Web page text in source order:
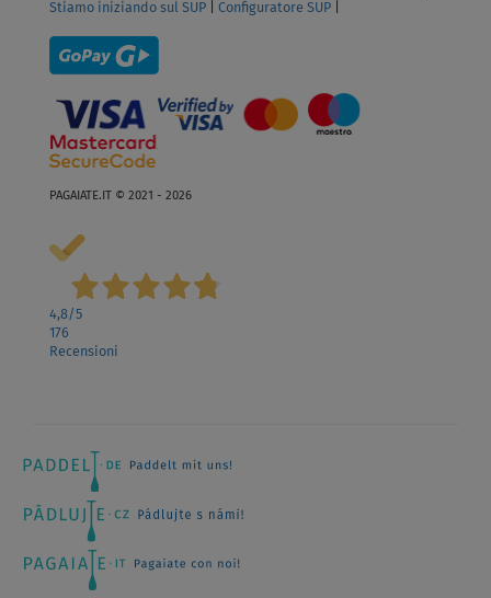
Stiamo iniziando sul SUP
Configuratore SUP
PAGAIATE.IT © 2021 - 2026
4,8/5
176
Recensioni